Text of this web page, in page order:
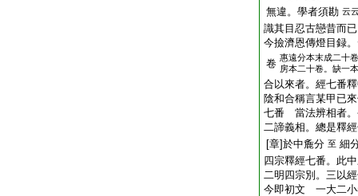
無違。學者須勘 云
識其目忍古戀昔而
今撿濟恩傳燈目録
卷 惠遠分本末成二十
房本二十卷。缺一
合以來者。經七番
陰和合稱言某甲已
七番 當法辨相者。
二諦義相。總是釋
[章]於中麁分 至 細
四宗釋經七番。此
二明四宗別。三以
今即初文 一大二小